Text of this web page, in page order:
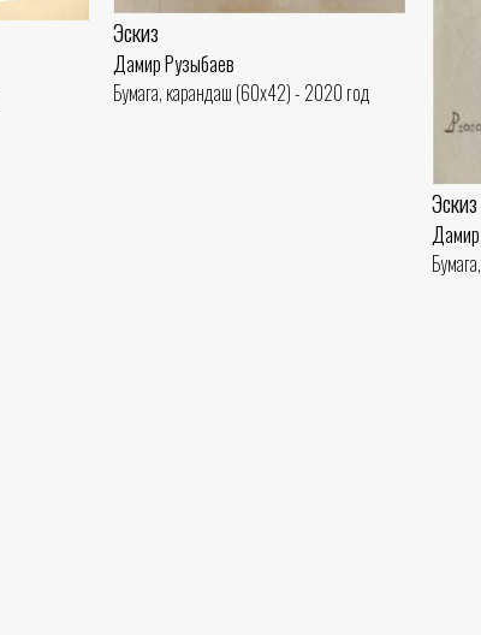
Эскиз
Дамир Рузыбаев
Бумага, карандаш (60x42) - 2020 год
Эскиз